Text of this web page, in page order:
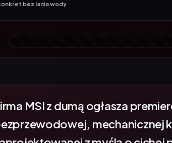
bez lania wody
mechanicznej
z myślą o cichej